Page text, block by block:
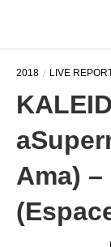
2018 LIVE
Ama) –